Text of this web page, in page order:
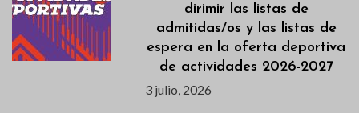
dirimir las listas de
admitidas/os y las listas de
espera en la oferta deportiva
de actividades 2026-2027
3 julio, 2026